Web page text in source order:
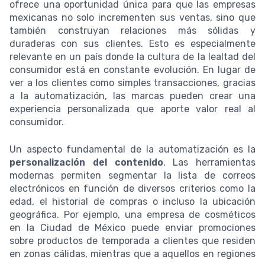
ofrece una oportunidad única para que las empresas
mexicanas no solo incrementen sus ventas, sino que
también construyan relaciones más sólidas y
duraderas con sus clientes. Esto es especialmente
relevante en un país donde la cultura de la lealtad del
consumidor está en constante evolución. En lugar de
ver a los clientes como simples transacciones, gracias
a la automatización, las marcas pueden crear una
experiencia personalizada que aporte valor real al
consumidor.
Un aspecto fundamental de la automatización es la
personalización del contenido. Las herramientas
modernas permiten segmentar la lista de correos
electrónicos en función de diversos criterios como la
edad, el historial de compras o incluso la ubicación
geográfica. Por ejemplo, una empresa de cosméticos
en la Ciudad de México puede enviar promociones
sobre productos de temporada a clientes que residen
en zonas cálidas, mientras que a aquellos en regiones